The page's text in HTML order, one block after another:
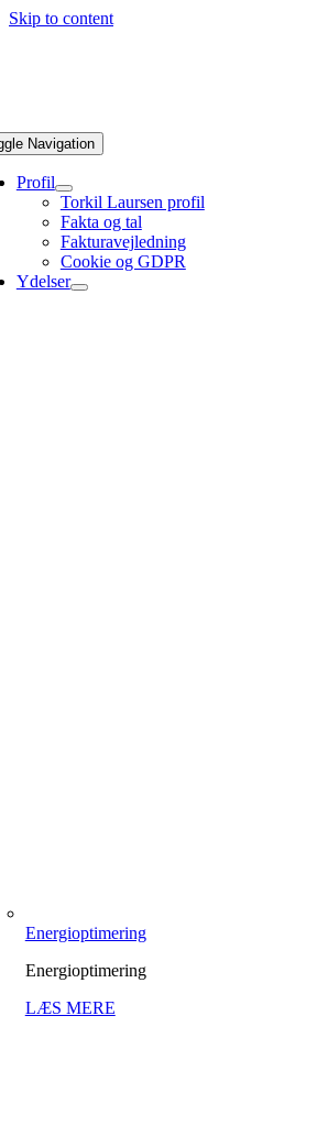
Skip to content
Navigation
Profil
Torkil Laursen profil
Fakta og tal
Fakturavejledning
Cookie og GDPR
Ydelser
Energioptimering
Energioptimering
LÆS MERE